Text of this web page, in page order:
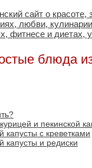
блюда
и пекинской
капусты с креветками
капусты и редиски